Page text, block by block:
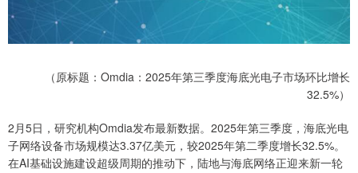
（原标题：Omdia：2025年第三季度海底光电子市场环比增长
32.5%）
2月5日，研究机构Omdia发布最新数据。2025年第三季度，海底光电
子网络设备市场规模达3.37亿美元，较2025年第二季度增长32.5%。
在AI基础设施建设超级周期的推动下，陆地与海底网络正迎来新一轮